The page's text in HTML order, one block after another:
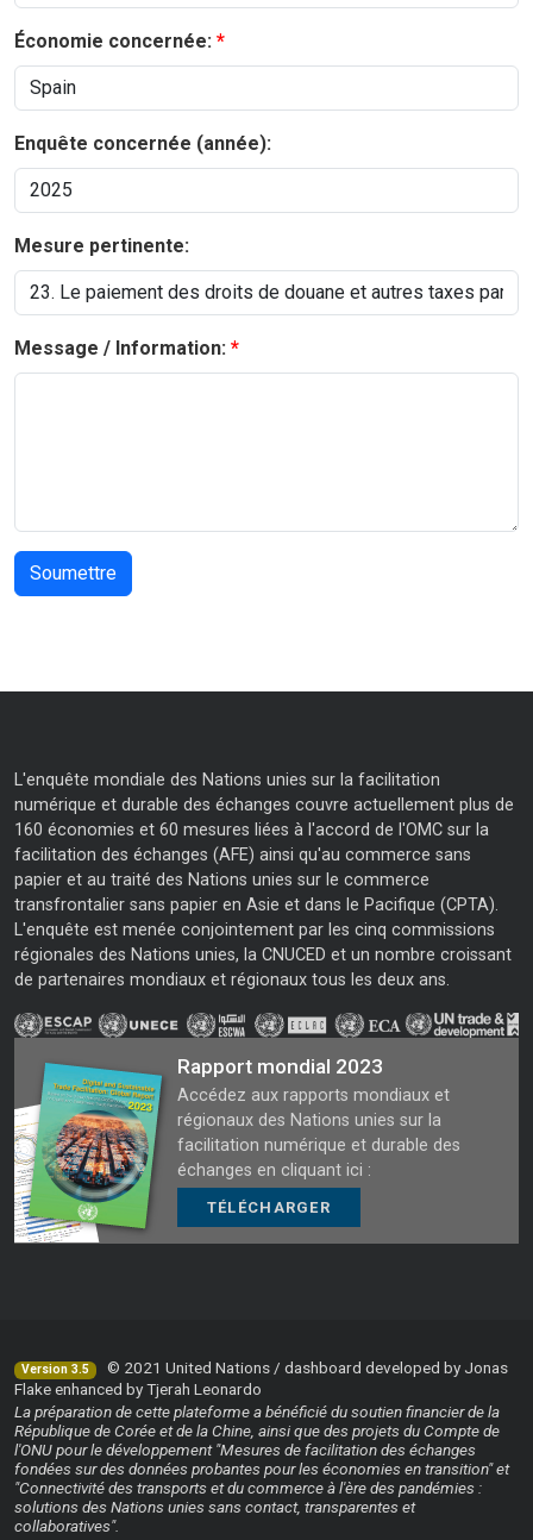
Économie concernée:
Enquête concernée (année):
Mesure pertinente:
Message / Information:
L'enquête mondiale des Nations unies sur la facilitation
numérique et durable des échanges couvre actuellement plus de
160 économies et 60 mesures liées à l'accord de l'OMC sur la
facilitation des échanges (AFE) ainsi qu'au commerce sans
papier et au traité des Nations unies sur le commerce
transfrontalier sans papier en Asie et dans le Pacifique (CPTA).
L'enquête est menée conjointement par les cinq commissions
régionales des Nations unies, la CNUCED et un nombre croissant
de partenaires mondiaux et régionaux tous les deux ans.
Rapport mondial 2023
Accédez aux rapports mondiaux et
régionaux des Nations unies sur la
facilitation numérique et durable des
échanges en cliquant ici :
TÉLÉCHARGER
Version 3.5
© 2021 United Nations / dashboard developed by Jonas
Flake enhanced by Tjerah Leonardo
La préparation de cette plateforme a bénéficié du soutien financier de la
République de Corée et de la Chine, ainsi que des projets du Compte de
l'ONU pour le développement "Mesures de facilitation des échanges
fondées sur des données probantes pour les économies en transition" et
"Connectivité des transports et du commerce à l'ère des pandémies :
solutions des Nations unies sans contact, transparentes et
collaboratives".